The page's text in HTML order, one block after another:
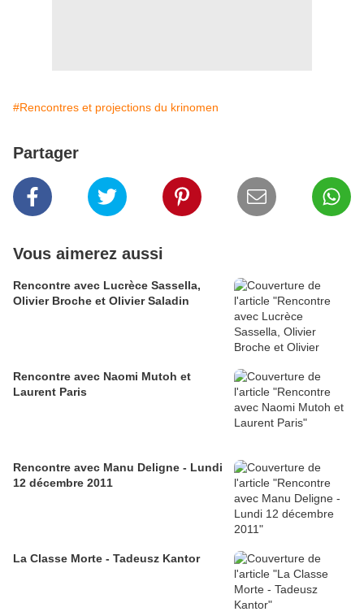
#Rencontres et projections du krinomen
Partager
Vous aimerez aussi
Rencontre avec Lucrèce Sassella,
Olivier Broche et Olivier Saladin
Rencontre avec Naomi Mutoh et
Laurent Paris
Rencontre avec Manu Deligne - Lundi
12 décembre 2011
La Classe Morte - Tadeusz Kantor